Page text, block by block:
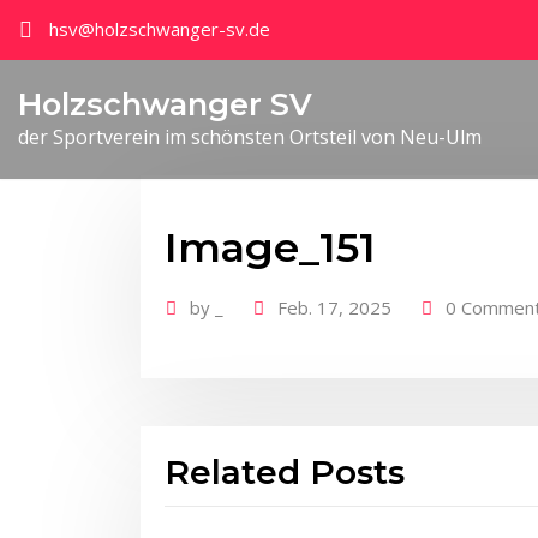
hsv@holzschwanger-sv.de
Holzschwanger SV
der Sportverein im schönsten Ortsteil von Neu-Ulm
Image_151
by Feb. 17, 2025 0
Related Posts